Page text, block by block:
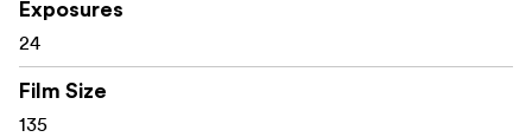
Exposures
24
Film Size
135